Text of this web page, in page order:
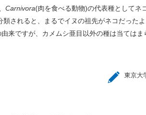
Carnivora(肉を食べる動物)の代表種としてネ
されると、まるでイヌの祖先がネコだった
来ですが、カメムシ亜目以外の種は当ては
東京大